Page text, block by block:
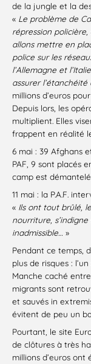
de la jungle et la
« Le problème de
répression policière,
allons mettre en
police sur les
l’Allemagne et
assurer
millions d’euros
Depuis lors, les
multiplient. Elles
frappent en réalité
6 mai : 39 Afghans
PAF, 9 sont placés
camp est
11 mai : la P.A.F.
« Ils ont tout brûlé,
nourriture,
inadmissible… »
Pendant ce temps,
plus de risques :
Manche caché
migrants sont
et sauvés in
évitent de peu un
Pourtant, le site
de clôtures à très
millions d’euros